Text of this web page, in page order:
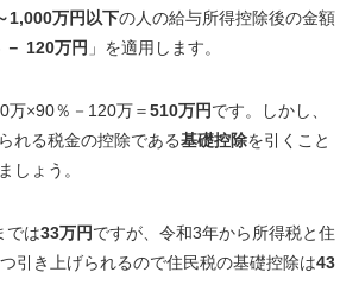
1,000万円以下の人の給与所得控除後の金額
120万円 」を適用します。
万×90％－120万＝510万円です。しかし、
れる税金の控除である基礎控除を引くこと
しょう。
では33万円ですが、令和3年から所得税と住
引き上げられるので住民税の基礎控除は43